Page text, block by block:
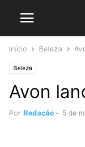
Início Beleza
Beleza
Avon
Por Redação - 5 de